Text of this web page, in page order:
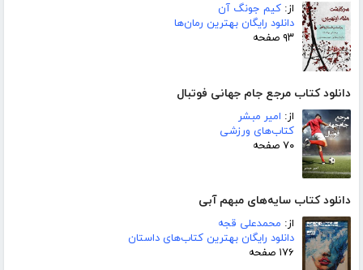
از: کیم جونگ آن
دانلود رایگان بهترین رمان‌ها
۹۳ صفحه
دانلود کتاب مرجع جام جهانی فوتبال
از: امیر مبشر
کتاب‌های ورزشی
۷۰ صفحه
دانلود کتاب سایه‌های مبهم آبی
از: محمدعلی قجه
دانلود رایگان بهترین کتاب‌های داستان
۱۷۶ صفحه